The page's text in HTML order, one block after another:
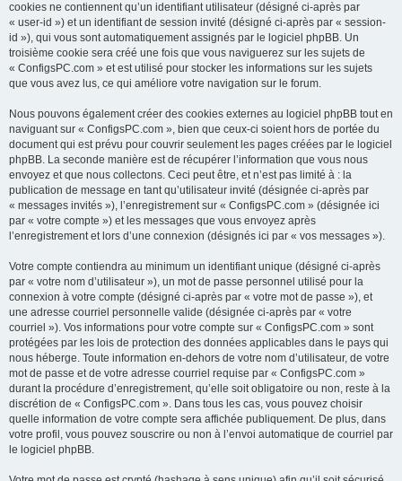
cookies ne contiennent qu’un identifiant utilisateur (désigné ci-après par
« user-id ») et un identifiant de session invité (désigné ci-après par « session-
id »), qui vous sont automatiquement assignés par le logiciel phpBB. Un
troisième cookie sera créé une fois que vous naviguerez sur les sujets de
« ConfigsPC.com » et est utilisé pour stocker les informations sur les sujets
que vous avez lus, ce qui améliore votre navigation sur le forum.
Nous pouvons également créer des cookies externes au logiciel phpBB tout en
naviguant sur « ConfigsPC.com », bien que ceux-ci soient hors de portée du
document qui est prévu pour couvrir seulement les pages créées par le logiciel
phpBB. La seconde manière est de récupérer l’information que vous nous
envoyez et que nous collectons. Ceci peut être, et n’est pas limité à : la
publication de message en tant qu’utilisateur invité (désignée ci-après par
« messages invités »), l’enregistrement sur « ConfigsPC.com » (désignée ici
par « votre compte ») et les messages que vous envoyez après
l’enregistrement et lors d’une connexion (désignés ici par « vos messages »).
Votre compte contiendra au minimum un identifiant unique (désigné ci-après
par « votre nom d’utilisateur »), un mot de passe personnel utilisé pour la
connexion à votre compte (désigné ci-après par « votre mot de passe »), et
une adresse courriel personnelle valide (désignée ci-après par « votre
courriel »). Vos informations pour votre compte sur « ConfigsPC.com » sont
protégées par les lois de protection des données applicables dans le pays qui
nous héberge. Toute information en-dehors de votre nom d’utilisateur, de votre
mot de passe et de votre adresse courriel requise par « ConfigsPC.com »
durant la procédure d’enregistrement, qu’elle soit obligatoire ou non, reste à la
discrétion de « ConfigsPC.com ». Dans tous les cas, vous pouvez choisir
quelle information de votre compte sera affichée publiquement. De plus, dans
votre profil, vous pouvez souscrire ou non à l’envoi automatique de courriel par
le logiciel phpBB.